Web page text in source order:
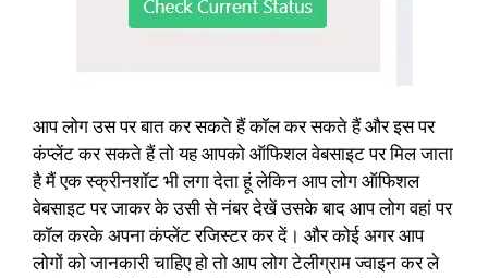
आप लोग उस पर बात कर सकते हैं कॉल कर सकते हैं और इस पर
कंप्लेंट कर सकते हैं तो यह आपको ऑफिशल वेबसाइट पर मिल जाता
है मैं एक स्क्रीनशॉट भी लगा देता हूं लेकिन आप लोग ऑफिशल
वेबसाइट पर जाकर के उसी से नंबर देखें उसके बाद आप लोग वहां पर
कॉल करके अपना कंप्लेंट रजिस्टर कर दें। और कोई अगर आप
लोगों को जानकारी चाहिए हो तो आप लोग टेलीग्राम ज्वाइन कर ले